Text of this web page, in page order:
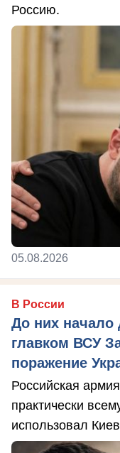
Россию.
05.08.2026
В России
До них начало
главком ВСУ
поражение
Российская
практически
использовал